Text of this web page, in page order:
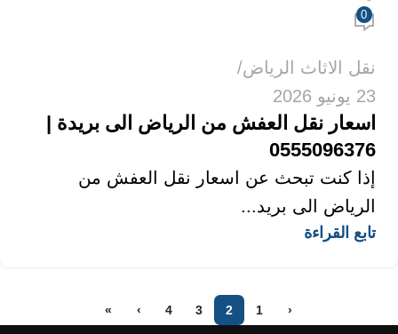
0
نقل الاثاث الرياض
23 يونيو 2026
اسعار نقل العفش من الرياض الى بريدة |
0555096376
إذا كنت تبحث عن اسعار نقل العفش من
الرياض الى بريد...
تابع القراءة
‹
1
2
3
4
›
»